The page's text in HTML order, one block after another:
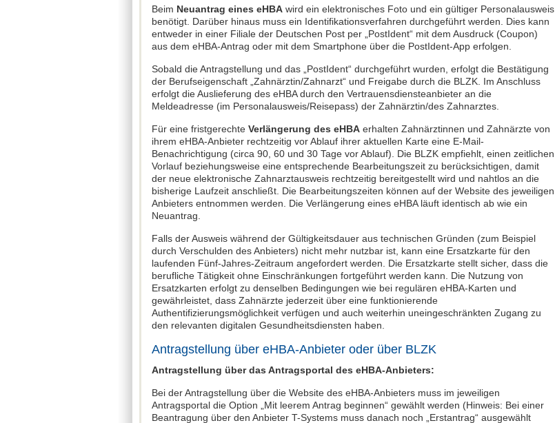
Beim Neuantrag eines eHBA wird ein elektronisches Foto und ein gültiger Personalausweis
benötigt. Darüber hinaus muss ein Identifikationsverfahren durchgeführt werden. Dies kann
entweder in einer Filiale der Deutschen Post per „PostIdent“ mit dem Ausdruck (Coupon)
aus dem eHBA-Antrag oder mit dem Smartphone über die PostIdent-App erfolgen.
Sobald die Antragstellung und das „PostIdent“ durchgeführt wurden, erfolgt die Bestätigung
der Berufseigenschaft „Zahnärztin/Zahnarzt“ und Freigabe durch die BLZK. Im Anschluss
erfolgt die Auslieferung des eHBA durch den Vertrauensdiensteanbieter an die
Meldeadresse (im Personalausweis/Reisepass) der Zahnärztin/des Zahnarztes.
Für eine fristgerechte Verlängerung des eHBA erhalten Zahnärztinnen und Zahnärzte von
ihrem eHBA-Anbieter rechtzeitig vor Ablauf ihrer aktuellen Karte eine E-Mail-
Benachrichtigung (circa 90, 60 und 30 Tage vor Ablauf). Die BLZK empfiehlt, einen zeitlichen
Vorlauf beziehungsweise eine entsprechende Bearbeitungszeit zu berücksichtigen, damit
der neue elektronische Zahnarztausweis rechtzeitig bereitgestellt wird und nahtlos an die
bisherige Laufzeit anschließt. Die Bearbeitungszeiten können auf der Website des jeweiligen
Anbieters entnommen werden. Die Verlängerung eines eHBA läuft identisch ab wie ein
Neuantrag.
Falls der Ausweis während der Gültigkeitsdauer aus technischen Gründen (zum Beispiel
durch Verschulden des Anbieters) nicht mehr nutzbar ist, kann eine Ersatzkarte für den
laufenden Fünf-Jahres-Zeitraum angefordert werden. Die Ersatzkarte stellt sicher, dass die
berufliche Tätigkeit ohne Einschränkungen fortgeführt werden kann. Die Nutzung von
Ersatzkarten erfolgt zu denselben Bedingungen wie bei regulären eHBA-Karten und
gewährleistet, dass Zahnärzte jederzeit über eine funktionierende
Authentifizierungsmöglichkeit verfügen und auch weiterhin uneingeschränkten Zugang zu
den relevanten digitalen Gesundheitsdiensten haben.
Antragstellung über eHBA-Anbieter oder über BLZK
Antragstellung über das Antragsportal des eHBA-Anbieters:
Bei der Antragstellung über die Website des eHBA-Anbieters muss im jeweiligen
Antragsportal die Option „Mit leerem Antrag beginnen“ gewählt werden (Hinweis: Bei einer
Beantragung über den Anbieter T-Systems muss danach noch „Erstantrag“ ausgewählt